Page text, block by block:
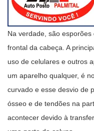
Na verdade, são
frontal da cabeça. A
uso de celulares e outros
um aparelho qualquer, é
curvado e esse desvio de
ósseo e de tendões na
acontecer devido à